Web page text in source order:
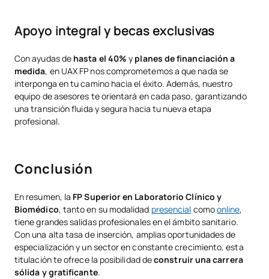
Apoyo integral y becas exclusivas
Con ayudas de hasta el 40% y planes de financiación a
medida, en UAX FP nos comprometemos a que nada se
interponga en tu camino hacia el éxito. Además, nuestro
equipo de asesores te orientará en cada paso, garantizando
una transición fluida y segura hacia tu nueva etapa
profesional.
Conclusión
En resumen, la FP Superior en Laboratorio Clínico y
Biomédico, tanto en su modalidad presencial comoonline,
tiene grandes salidas profesionales en el ámbito sanitario.
Con una alta tasa de inserción, amplias oportunidades de
especialización y un sector en constante crecimiento, esta
titulación te ofrece la posibilidad deconstruir una carrera
sólida y gratificante.